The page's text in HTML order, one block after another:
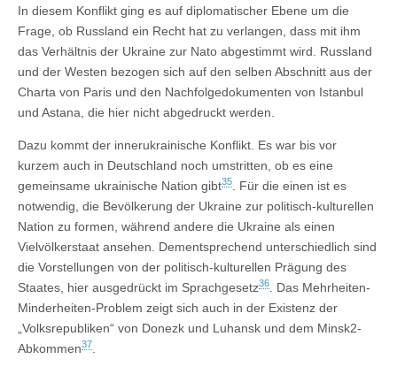
In diesem Konflikt ging es auf diplomatischer Ebene um die
Frage, ob Russland ein Recht hat zu verlangen, dass mit ihm
das Verhältnis der Ukraine zur Nato abgestimmt wird. Russland
und der Westen bezogen sich auf den selben Abschnitt aus der
Charta von Paris und den Nachfolgedokumenten von Istanbul
und Astana, die hier nicht abgedruckt werden.
Dazu kommt der innerukrainische Konflikt. Es war bis vor
kurzem auch in Deutschland noch umstritten, ob es eine
gemeinsame ukrainische Nation gibt35
. Für die einen ist es
notwendig, die Bevölkerung der Ukraine zur politisch-kulturellen
Nation zu formen, während andere die Ukraine als einen
Vielvölkerstaat ansehen. Dementsprechend unterschiedlich sind
die Vorstellungen von der politisch-kulturellen Prägung des
Staates, hier ausgedrückt im Sprachgesetz36
. Das Mehrheiten-
Minderheiten-Problem zeigt sich auch in der Existenz der
„Volksrepubliken“ von Donezk und Luhansk und dem Minsk2-
Abkommen37